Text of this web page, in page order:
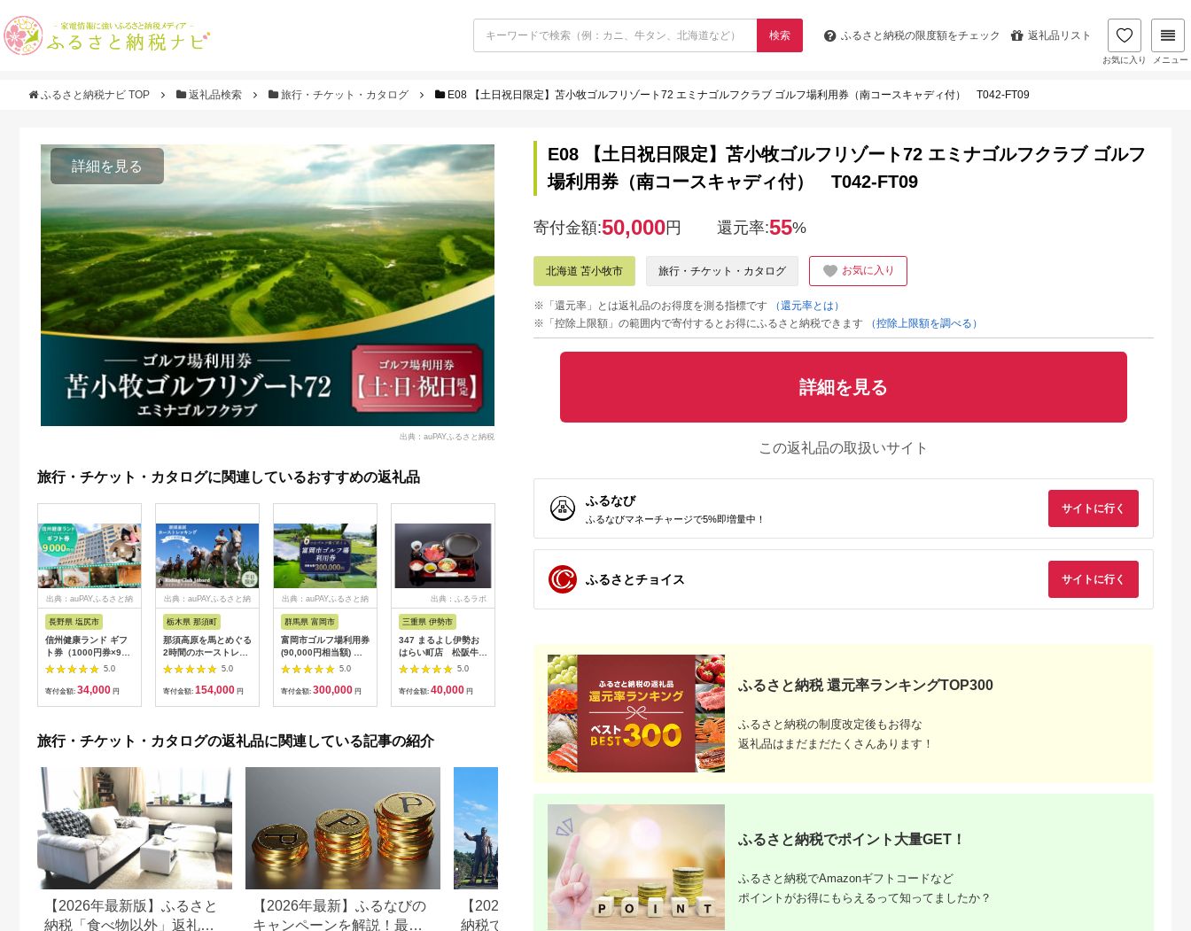
検索 ふるさと納税の限度額をチェック 返礼品リスト
お気に入り メニュー
ふるさと納税ナビ TOP 返礼品検索 旅行・チケット・カタログ E08 【土日祝日限定】苫小牧ゴルフリゾート72 エミナゴルフクラブ ゴルフ場利用券（南コースキャディ付） T042-FT09
詳細を見る
出典：auPAYふるさと納税
旅行・チケット・カタログに関連しているおすすめの返礼品
出典：auPAYふるさと納
長野県 塩尻市
信州健康ランド ギフ
ト券（1000円券×9
枚） | 信州健康ランド
サウナ 大浴場 ボディ
ケア リラクゼーショ
5.0
寄付金額: 34,000 円
出典：auPAYふるさと納
栃木県 那須町
那須高原を馬とめぐる
2時間のホーストレッ
キング 外乗ペア利用
券【平日限定】チケッ
ト 利用券 ペア 体験
5.0
寄付金額: 154,000 円
出典：auPAYふるさと納
群馬県 富岡市
富岡市ゴルフ場利用券
(90,000円相当額) ゴ
ルフ チケット 平日 土
日 祝日 プレー券 関東
群馬県 首都圏 F20E-
5.0
寄付金額: 300,000 円
出典：ふるラボ
三重県 伊勢市
347 まるよし伊勢お
はらい町店 松阪牛焼
肉御膳(150g) ペアお
5.0
寄付金額: 40,000 円
税
クラブ 利用券 10,000
円分（1,000円×10
枚） 広島 安芸高田市
5.0
寄付金額:36,500 円
税
納税返礼ポイント）
15000pt付与 商品券
ポイント 関東 日帰り
ドライブ レジャー 観
光 イベント お出かけ
七夕まつり スマホ に
ポイント付与 湘南 神
5.0
寄付金額:50,000円
存・非常食】【備蓄
備蓄用 緊急時 備え 米
登山 便利】
寄付金額:12,000円
税
ニング ザスカイ 平日
ディナービュッフェ 1
ルメ 高級 人気 おすす
め【1641917】
寄付金額: 65,000 円
出典：auPAYふるさと納
税
ス 癒し 兵庫県
寄付金額:
出典：auPAYふるさと
旅行・チケット・カタログの返礼品に関連している記事の紹介
【2026年最新版】ふるさと
納税「食べ物以外」返礼品
【2026年最新】ふるなびの
キャンペーンを解説！最大
【2026年最新版】ふるさと
納税でディズニー返礼品は
ふるさと納税、年収いくら
で30万円寄付できる？おす
E08 【土日祝日限定】苫小牧ゴルフリゾート72 エミナゴルフクラブ ゴルフ
場利用券（南コースキャディ付） T042-FT09
寄付金額:50,000円 還元率:55%
北海道 苫小牧市 旅行・チケット・カタログ お気に入り
※「還元率」とは返礼品のお得度を測る指標です
（還元率とは）
※「控除上限額」の範囲内で寄付するとお得にふるさと納税できます
（控除上限額を調べる）
詳細を見る
この返礼品の取扱いサイト
ふるなび
ふるなびマネーチャージで5%即増量中！
サイトに行く
ふるさとチョイス サイトに行く
ふるさと納税 還元率ランキングTOP300
ふるさと納税の制度改定後もお得な
返礼品はまだまだたくさんあります！
ふるさと納税でポイント大量GET！
ふるさと納税でAmazonギフトコードなど
ポイントがお得にもらえるって知ってましたか？